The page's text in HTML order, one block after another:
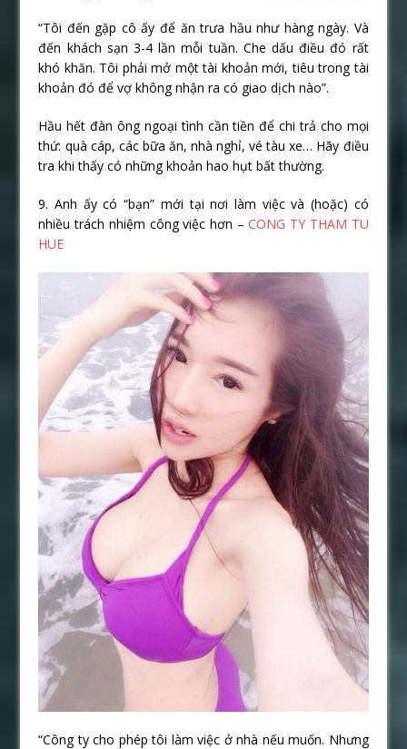
“Tôi đến gặp cô ấy để ăn trưa hầu như hàng ngày. Và
đến khách sạn 3-4 lần mỗi tuần. Che dấu điều đó rất
khó khăn. Tôi phải mở một tài khoản mới, tiêu trong tài
khoản đó để vợ không nhận ra có giao dịch nào”.
Hầu hết đàn ông ngoại tình cần tiền để chi trả cho mọi
thứ: quà cáp, các bữa ăn, nhà nghỉ, vé tàu xe… Hãy điều
tra khi thấy có những khoản hao hụt bất thường.
9. Anh ấy có “bạn” mới tại nơi làm việc và (hoặc) có
nhiều trách nhiệm công việc hơn –CONG TY THAM TU
HUE
“Công ty cho phép tôi làm việc ở nhà nếu muốn. Nhưng